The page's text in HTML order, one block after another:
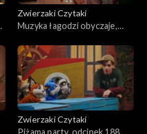
Zwierzaki Czytaki
Muzyka łagodzi obyczaje,
Zwierzaki Czytaki